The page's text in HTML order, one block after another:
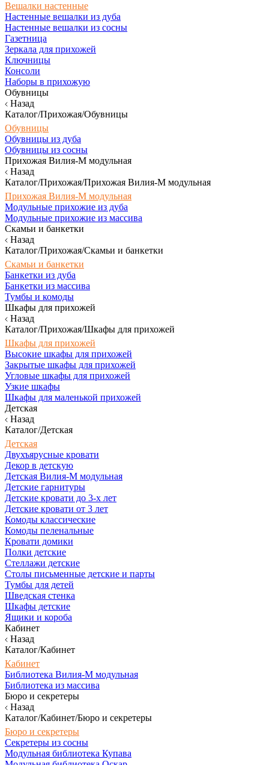
Вешалки настенные
Настенные вешалки из дуба
Настенные вешалки из сосны
Газетница
Зеркала для прихожей
Ключницы
Консоли
Наборы в прихожую
Обувницы
Назад
Каталог/Прихожая/Обувницы
Обувницы
Обувницы из дуба
Обувницы из сосны
Прихожая Вилия-М модульная
Назад
Каталог/Прихожая/Прихожая Вилия-М модульная
Прихожая Вилия-М модульная
Модульные прихожие из дуба
Модульные прихожие из массива
Скамьи и банкетки
Назад
Каталог/Прихожая/Скамьи и банкетки
Скамьи и банкетки
Банкетки из дуба
Банкетки из массива
Тумбы и комоды
Шкафы для прихожей
Назад
Каталог/Прихожая/Шкафы для прихожей
Шкафы для прихожей
Высокие шкафы для прихожей
Закрытые шкафы для прихожей
Угловые шкафы для прихожей
Узкие шкафы
Шкафы для маленькой прихожей
Детская
Назад
Каталог/Детская
Детская
Двухъярусные кровати
Декор в детскую
Детская Вилия-М модульная
Детские гарнитуры
Детские кровати до 3-х лет
Детские кровати от 3 лет
Комоды классические
Комоды пеленальные
Кровати домики
Полки детские
Стеллажи детские
Столы письменные детские и парты
Тумбы для детей
Шведская стенка
Шкафы детские
Ящики и короба
Кабинет
Назад
Каталог/Кабинет
Кабинет
Библиотека Вилия-М модульная
Библиотека из массива
Бюро и секретеры
Назад
Каталог/Кабинет/Бюро и секретеры
Бюро и секретеры
Секретеры из сосны
Модульная библиотека Купава